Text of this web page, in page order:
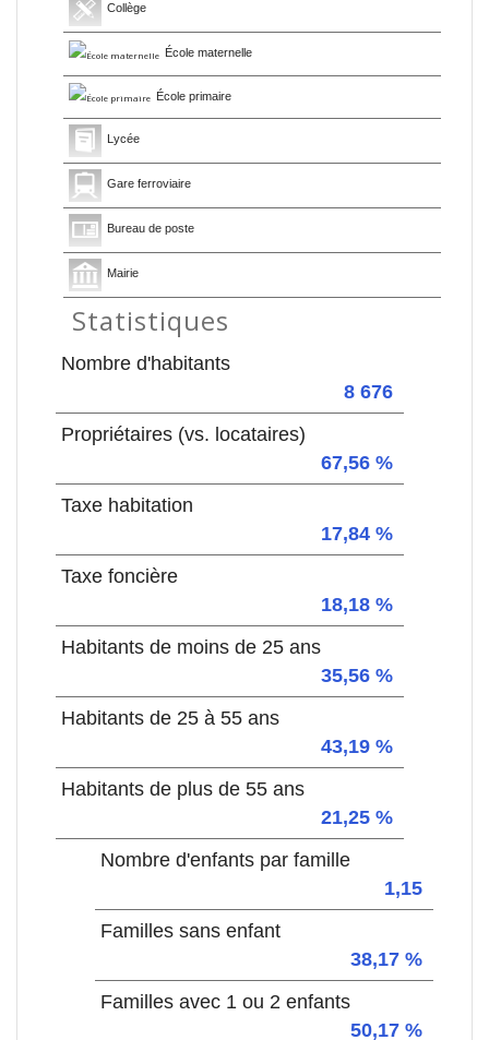
Collège
École maternelle
École primaire
Lycée
Gare ferroviaire
Bureau de poste
Mairie
Statistiques
Nombre d'habitants
8 676
Propriétaires (vs. locataires)
67,56 %
Taxe habitation
17,84 %
Taxe foncière
18,18 %
Habitants de moins de 25 ans
35,56 %
Habitants de 25 à 55 ans
43,19 %
Habitants de plus de 55 ans
21,25 %
Nombre d'enfants par famille
1,15
Familles sans enfant
38,17 %
Familles avec 1 ou 2 enfants
50,17 %